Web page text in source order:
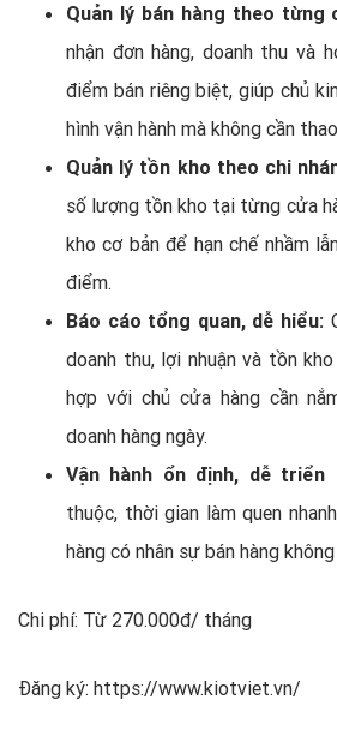
Quản lý bán hàng theo từng
nhận đơn hàng, doanh thu và
điểm bán riêng biệt, giúp chủ
hình vận hành mà không cần
Quản lý tồn kho theo chi
số lượng tồn kho tại từng cửa
kho cơ bản để hạn chế nhầm
điểm.
Báo cáo tổng quan, dễ hiểu:
doanh thu, lợi nhuận và tồn
hợp với chủ cửa hàng cần
doanh hàng ngày.
Vận hành ổn định, dễ
thuộc, thời gian làm quen
hàng có nhân sự bán hàng
Chi phí: Từ 270.000đ/ tháng
Đăng ký: https://www.kiotviet.vn/